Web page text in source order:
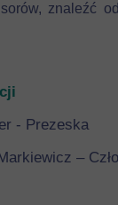
znaleźć
- Prezeska
–